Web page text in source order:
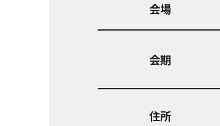
会場
会期
住所